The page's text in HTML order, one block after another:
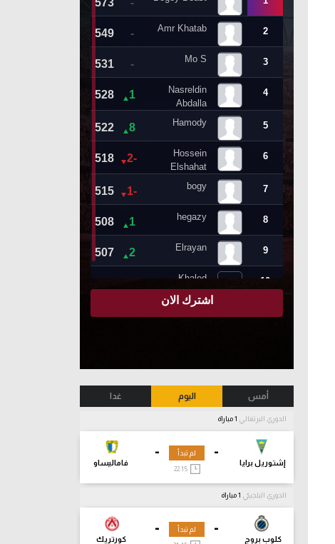
أمس اليوم غدا
الدوري البرتغالي
-
إشتوريل برايا
-
فاماليساو
لم تبدأ
22:15
الدوري البلجيكي
-
كلوب بروج
-
كورتريك
لم تبدأ